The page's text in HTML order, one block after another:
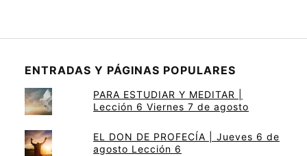
ENTRADAS Y PÁGINAS POPULARES
PARA ESTUDIAR Y MEDITAR |
Lección 6 Viernes 7 de agosto
EL DON DE PROFECÍA | Jueves 6 de
agosto Lección 6